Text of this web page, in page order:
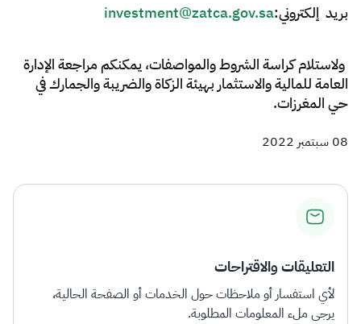
بريد إلكتروني:investment@zatca.gov.sa
ولاستلام كراسة الشروط والمواصفات، يمكنكم مراجعة الإدارة
العامة للمالية والاستثمار بهيئة الزكاة والضريبة والجمارك في
حي المغرزات.​​​
08 سبتمبر 2022
التعليقات والاقتراحات
لأي استفسار أو ملاحظات حول الخدمات أو الصفحة الحالية،
يرجى ملء المعلومات المطلوبة.